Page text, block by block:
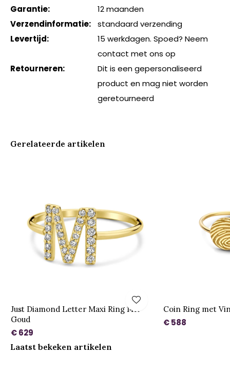
Garantie:
12 maanden
Verzendinformatie:
standaard verzending
Levertijd:
15 werkdagen. Spoed? Neem
contact met ons op
Retourneren:
Dit is een gepersonaliseerd
product en mag niet worden
geretourneerd
Gerelateerde artikelen
Just Diamond Letter Maxi Ring 14K
Goud
€ 629
Coin Ring met
€ 588
Laatst bekeken artikelen